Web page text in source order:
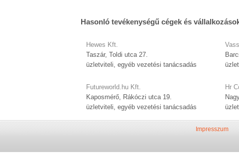
Hasonló tevékenységű cégek és
Hewes Kft.
Taszár, Toldi utca 27.
üzletviteli, egyéb vezetési tanácsadás
Futureworld.hu Kft.
Kaposmérő, Rákóczi utca 19.
üzletviteli, egyéb vezetési tanácsadás
Hr
Impresszum